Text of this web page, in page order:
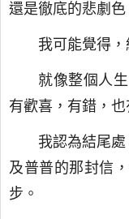
還是徹底的悲劇
我可能覺得，
就像整個人
有歡喜，有錯，
我認為結尾處
及普普的那封信
步。